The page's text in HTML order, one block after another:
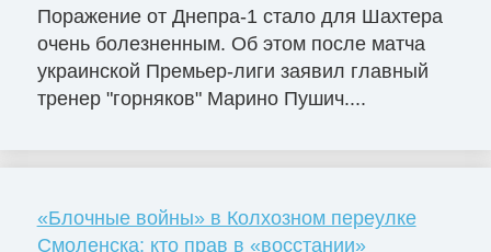
Поражение от Днепра-1 стало для Шахтера
очень болезненным. Об этом после матча
украинской Премьер-лиги заявил главный
тренер "горняков" Марино Пушич....
«Блочные войны» в Колхозном переулке
Смоленска: кто прав в «восстании»